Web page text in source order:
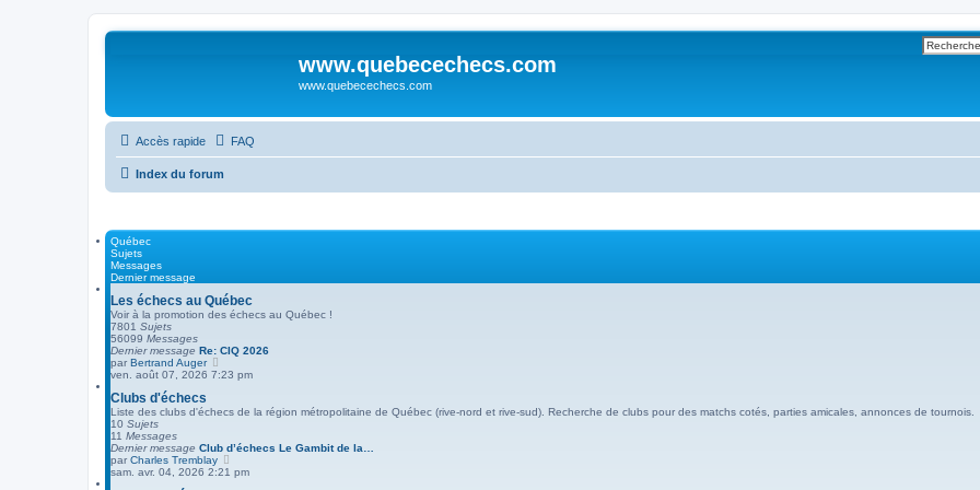
www.quebecechecs.com
www.quebecechecs.com
Accès rapide FAQ
Index du forum
Québec
Sujets
Messages
Dernier message
Les échecs au Québec
Voir à la promotion des échecs au Québec !
7801 Sujets
56099 Messages
Dernier message Re: CIQ 2026
par Bertrand Auger
o
l
e
r
n
ven. août 07, 2026 7:23 pm
Clubs d'échecs
Liste des clubs d'échecs de la région métropolitaine de Québec (rive-nord et rive-sud). Recherche de clubs pour des matchs cotés, parties amicales, annonces de tournois.
10 Sujets
11 Messages
Dernier message Club d’échecs Le Gambit de la…
par Charles Tremblay
o
sam. avr. 04, 2026 2:21 pm